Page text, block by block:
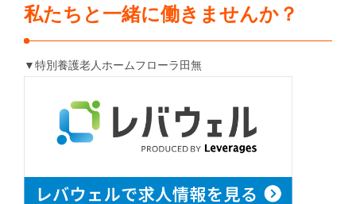
私たちと一緒に働きませんか？
▼特別養護老人ホームフローラ田無